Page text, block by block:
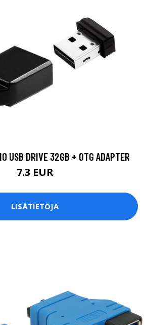
USB DRIVE 32GB + OTG ADAPTER
7.3 EUR
LISÄTIETOJA